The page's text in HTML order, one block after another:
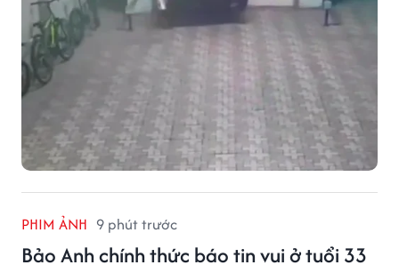
PHIM ẢNH 9 phút trước
Bảo Anh chính thức báo tin vui ở tuổi 33